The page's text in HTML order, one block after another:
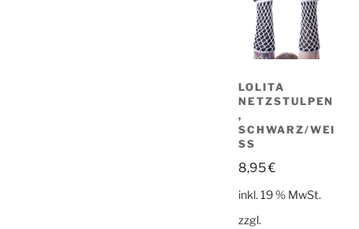
LOLITA
NETZSTULPEN
,
SCHWARZ/WEI
SS
8,95€
inkl. 19 % MwSt.
zzgl.